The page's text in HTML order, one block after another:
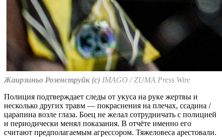
Жаирзиньо Розенструйк (с) IMAGO / ZUMA Press Wire
Полиция подтверждает следы от укуса на руке жертвы и
несколько других травм — покраснения на плечах, ссадина /
царапина возле глаза. Боец не желал сотрудничать с полицией
и периодически менял показания. В отчёте именно его
считают предполагаемым агрессором. Тяжеловеса арестовали.